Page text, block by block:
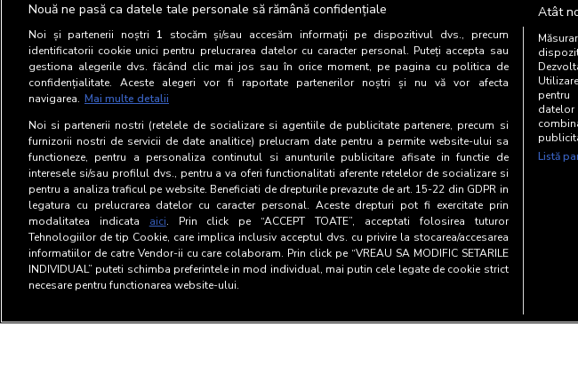
unor alte informatii. Numarul de Clienti Unici ai
persoane care au vizitat site-ul.
7. De ce rezultatele de trafic ale unui site
Diferentele in rezultate sunt explicate prin diferentele
clienti unici ai unui site intr-o perioada de timp se iau
browserelor cookie-disabled, combinatii de variabile
Nouă ne pasă ca datele tale personale să rămână confidențiale
Noi și partenerii noștri 1 stocăm și/sau accesăm informații pe dispozitivul dvs., precum
identificatorii cookie unici pentru prelucrarea datelor cu caracter personal. Puteți accepta sau
gestiona alegerile dvs. făcând clic mai jos sau în orice moment, pe pagina cu politica de
confidențialitate. Aceste alegeri vor fi raportate partenerilor noștri și nu vă vor afecta
navigarea. Mai multe detalii
Noi si partenerii nostri (retelele de socializare si agentiile de publicitate partenere, precum si
furnizorii nostri de servicii de date analitice) prelucram date pentru a permite website-ului sa
functioneze, pentru a personaliza continutul si anunturile publicitare afisate in functie de
interesele si/sau profilul dvs., pentru a va oferi functionalitati aferente retelelor de socializare si
pentru a analiza traficul pe website. Beneficiati de drepturile prevazute de art. 15-22 din GDPR in
legatura cu prelucrarea datelor cu caracter personal. Aceste drepturi pot fi exercitate prin
modalitatea indicata aici. Prin click pe “ACCEPT TOATE”, acceptati folosirea tuturor
Tehnologiilor de tip Cookie, care implica inclusiv acceptul dvs. cu privire la stocarea/accesarea
informatiilor de catre Vendor-ii cu care colaboram. Prin click pe “VREAU SA MODIFIC SETARILE
INDIVIDUAL” puteti schimba preferintele in mod individual, mai putin cele legate de cookie strict
necesare pentru functionarea website-ului.
Atât
pentru
Listă